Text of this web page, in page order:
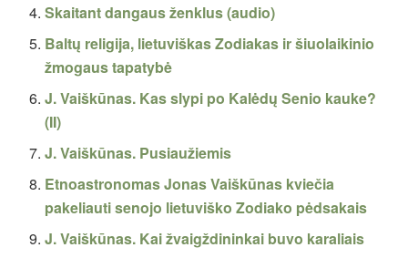
Skaitant dangaus ženklus (audio)
Baltų religija, lietuviškas Zodiakas ir šiuolaikinio
žmogaus tapatybė
J. Vaiškūnas. Kas slypi po Kalėdų Senio kauke?
(II)
J. Vaiškūnas. Pusiaužiemis
Etnoastronomas Jonas Vaiškūnas kviečia
pakeliauti senojo lietuviško Zodiako pėdsakais
J. Vaiškūnas. Kai žvaigždininkai buvo karaliais